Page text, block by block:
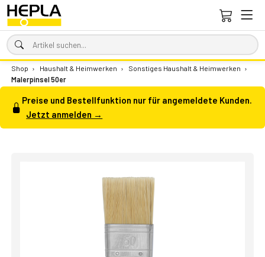
Shop › Haushalt & Heimwerken › Sonstiges Haushalt & Heimwerken ›
Malerpinsel 50er
Preise und Bestellfunktion nur für angemeldete Kunden.
Jetzt anmelden →